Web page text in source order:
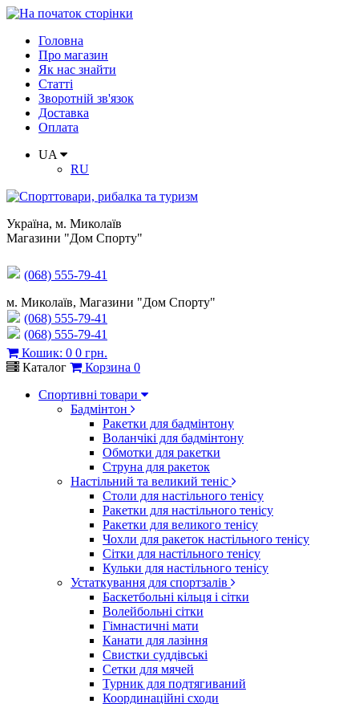
Головна
Про магазин
Як нас знайти
Статті
Зворотній зв'язок
Доставка
Оплата
UA
RU
Україна, м. Миколаїв
Магазини "Дом Спорту"
(068) 555-79-41
м. Миколаїв, Магазини "Дом Спорту"
(068) 555-79-41
(068) 555-79-41
Кошик: 0 0 грн.
Каталог
Корзина 0
Спортивні товари
Бадмінтон
Ракетки для бадмінтону
Воланчікі для бадмінтону
Обмотки для ракетки
Струна для ракеток
Настільний та великий теніс
Столи для настільного тенісу
Ракетки для настільного тенісу
Ракетки для великого тенісу
Чохли для ракеток настільного тенісу
Сітки для настільного тенісу
Кульки для настільного тенісу
Устаткування для спортзалів
Баскетбольні кільця і сітки
Волейбольні сітки
Гімнастичні мати
Канати для лазіння
Свистки суддівські
Сетки для мячей
Турник для подтягиваний
Координаційні сходи